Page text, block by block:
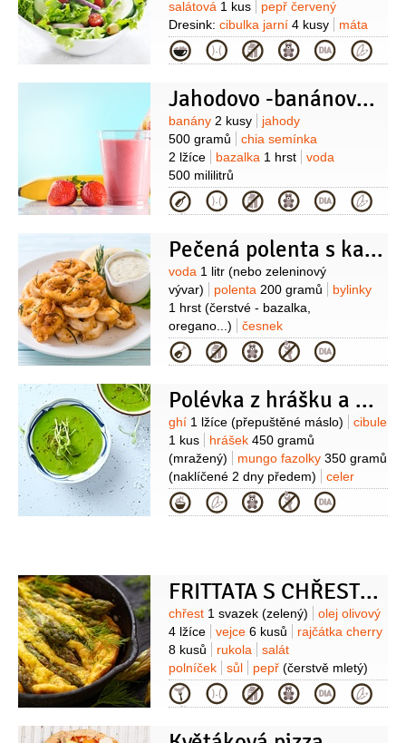
salátová 1 kus
pepř červený
Dresink: cibulka jarní 4 kusy
máta
2 hrsti
česnek1 stroužek
šťáva
citronová1 lžíce
hořčice
180 mililitrů
ocet jablečný
1 lžíce
med 1 lžíce sůl
Kategorie
Jahodovo -banánové smoothie
Suroviny
banány 2 kusy
jahody
500 gramů
chia semínka
2 lžíce
bazalka 1 hrst
voda
500 mililitrů
Kategorie
Pečená polenta s kalamáry, chřestem a cuketou
Suroviny
voda 1 litr (nebo zeleninový
vývar)
polenta 200 gramů
bylinky
1 hrst (čerstvé - bazalka,
oregano...)
česnek
2 stroužky
sůl pepř
olej
olivový
kalamáry12 kusů
cuketa
Kategorie
Polévka z hrášku a naklíčených mungo fazolek
Suroviny
ghí 1 lžíce (přepuštěné máslo)
cibule
1 kus
hrášek 450 gramů
(mražený)
mungo fazolky 350 gramů
(naklíčené 2 dny předem)
celer
řapíkatý150 gramů sůl
smetana
(ovesná)
šťáva citronová
koření
Kategorie
FRITTATA S CHŘESTEM
Suroviny
chřest 1 svazek (zelený)
olej olivový
4 lžíce
vejce 6 kusů
rajčátka cherry
8 kusů
rukola
salát
polníček
sůl pepř (čerstvě mletý)
Kategorie